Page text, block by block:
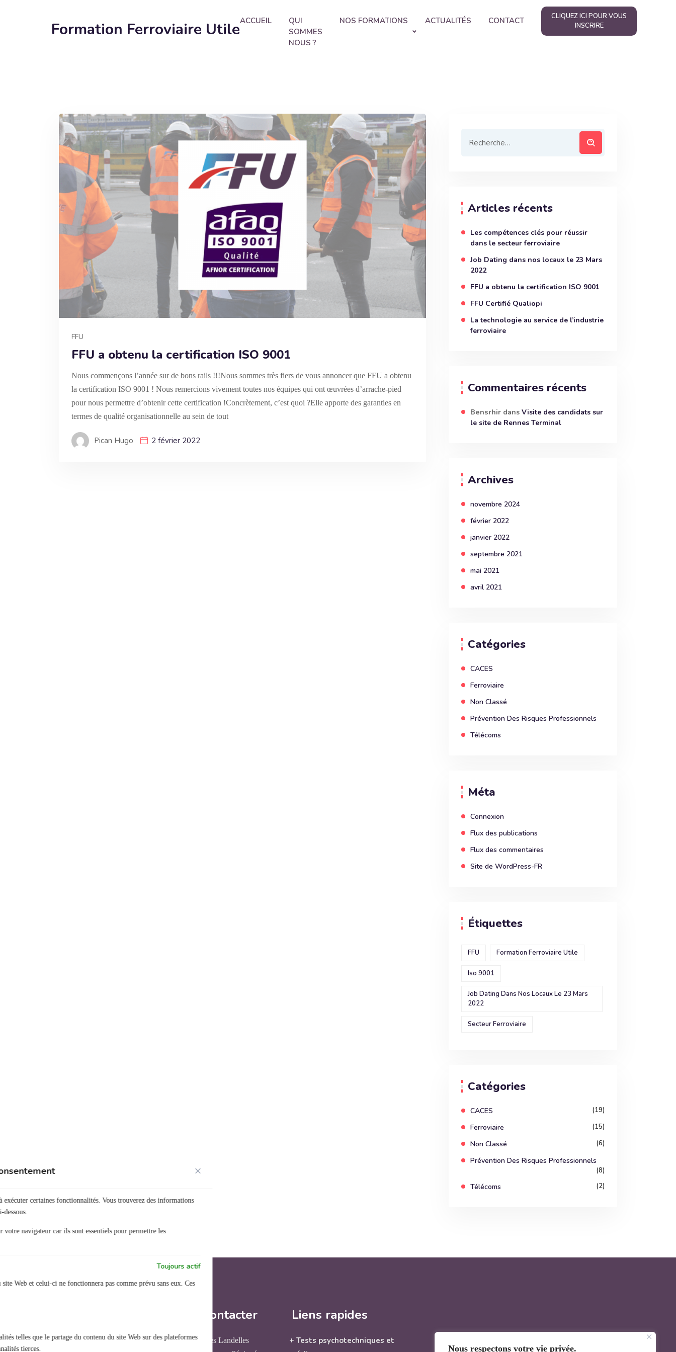
Nous respectons votre vie privée.
certaines fonctionnalités. Vous trouverez des informations
dessous.
votre navigateur car ils sont essentiels pour permettre les
Toujours actif
Web et celui-ci ne fonctionnera pas comme prévu sans eux. Ces
telles que le partage du contenu du site Web sur des plateformes
tierces.
Formation Ferroviaire UtileACCUEIL
QUI
SOMMES
NOUS ?
NOS FORMATIONS ACTUALITÉS CONTACT
CLIQUEZ ICI POUR VOUS
INSCRIRE
FFU
FFU a obtenu la certification ISO 9001
Nous commençons l’année sur de bons rails !!!Nous sommes très fiers de vous annoncer que FFU a obtenu
la certification ISO 9001 ! Nous remercions vivement toutes nos équipes qui ont œuvrées d’arrache-pied
pour nous permettre d’obtenir cette certification !Concrètement, c’est quoi ?Elle apporte des garanties en
termes de qualité organisationnelle au sein de tout
Pican Hugo 2 février 2022
Articles récents
Les compétences clés pour réussir
dans le secteur ferroviaire
Job Dating dans nos locaux le 23 Mars
2022
FFU a obtenu la certification ISO 9001
FFU Certifié Qualiopi
La technologie au service de l’industrie
ferroviaire
Commentaires récents
Bensrhir dans Visite des candidats sur
le site de Rennes Terminal
Archives
novembre 2024
février 2022
janvier 2022
septembre 2021
mai 2021
avril 2021
Catégories
CACES
Ferroviaire
Non Classé
Prévention Des Risques Professionnels
Télécoms
Méta
Connexion
Flux des publications
Flux des commentaires
Site de WordPress-FR
Étiquettes
FFU Formation Ferroviaire Utile
Iso 9001
Job Dating Dans Nos Locaux Le 23 Mars
2022
Secteur Ferroviaire
Catégories
CACES (19)
Ferroviaire (15)
Non Classé (6)
Prévention Des Risques Professionnels
(8)
Télécoms (2)
Nous contacter
31 rue des Landelles
Liens rapides
+ Tests psychotechniques et